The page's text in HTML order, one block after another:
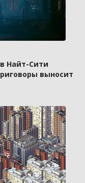
Найт-Сити
выносит